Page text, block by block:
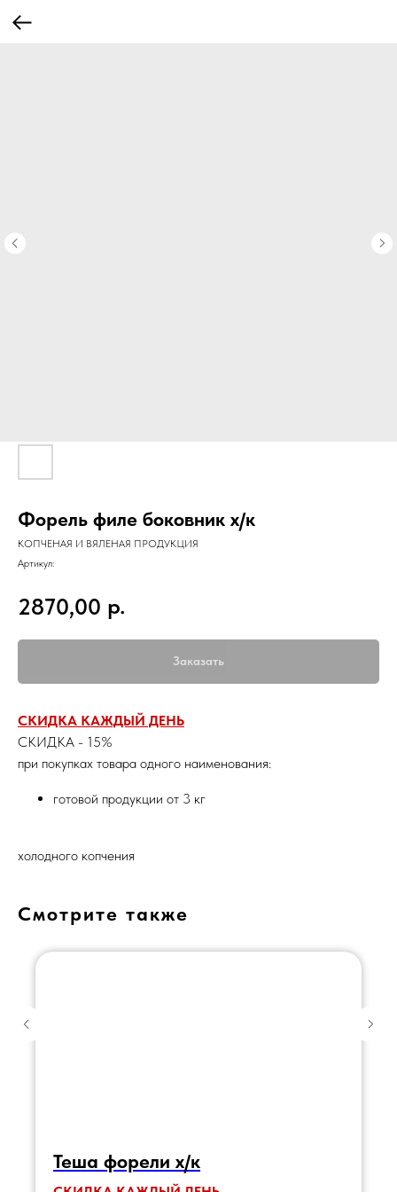
Форель филе боковник х/к
КОПЧЕНАЯ И ВЯЛЕНАЯ ПРОДУКЦИЯ
Артикул:
2870,00 р.
Заказать
СКИДКА КАЖДЫЙ ДЕНЬ
СКИДКА - 15%
при покупках товара одного наименования:
готовой продукции от 3 кг
холодного копчения
Смотрите также
Теша форели х/к